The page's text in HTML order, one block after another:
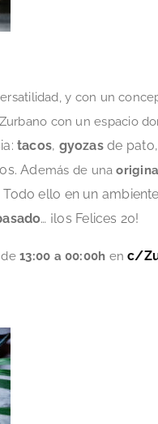
y con un
con un espacio
tacos, gyozasde pato,
Además de una
Todo ello en un
… ¡los Felices 20!
de13:00 a 00:00h enc/